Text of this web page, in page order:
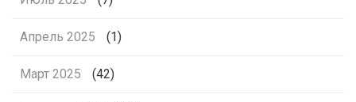
Апрель 2025 (1)
Март 2025 (42)